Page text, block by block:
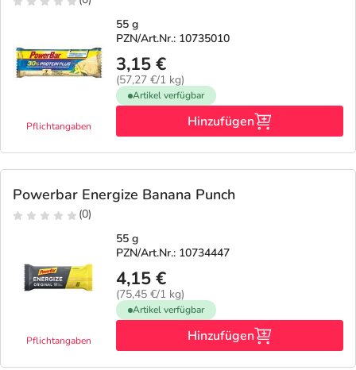
Pflichtangaben
55 g
PZN/Art.Nr.: 10735010
3,15 €
(57,27 €/1 kg)
Artikel verfügbar
Hinzufügen
Powerbar Energize Banana Punch
(0)
Pflichtangaben
55 g
PZN/Art.Nr.: 10734447
4,15 €
(75,45 €/1 kg)
Artikel verfügbar
Hinzufügen